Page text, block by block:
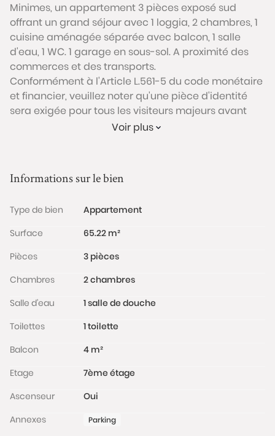
Minimes, un appartement 3 pièces exposé sud
offrant un grand séjour avec 1 loggia, 2 chambres, 1
cuisine aménagée séparée avec balcon, 1 salle
d'eau, 1 WC. 1 garage en sous-sol. A proximité des
commerces et des transports.
Conformément à l'Article L.561-5 du code monétaire
et financier, veuillez noter qu'une pièce d'identité
sera exigée pour tous les visiteurs majeurs avant
www.georisques.gouv.fr
Voir plus
Informations sur le bien
Type de bien
Appartement
Surface
65.22 m²
Pièces
3 pièces
Chambres
2 chambres
Salle d'eau
1 salle de douche
Toilettes
1 toilette
Balcon
4 m²
Etage
7ème étage
Ascenseur
Oui
Annexes
Parking